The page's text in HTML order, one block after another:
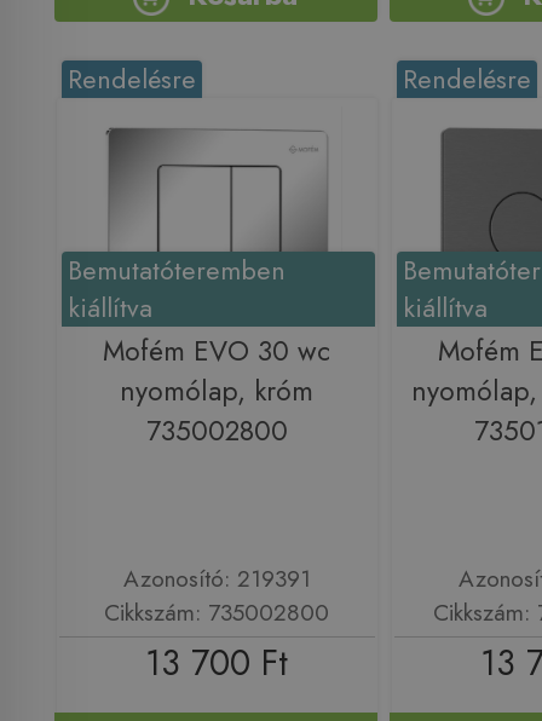
Bemutatóteremben
kiállítva
Rendelésre
Mofém EVO 30 wc
nyomólap, króm
735002800
Azonosító: 219391
Cikkszám: 735002800
13 700 Ft
kiállítva
Rendelésre
Mofém
13